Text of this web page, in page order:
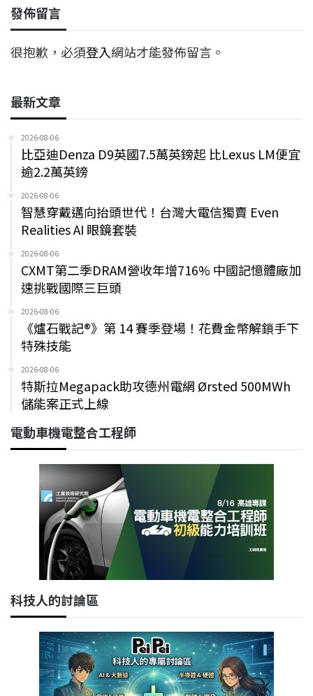
發佈留言
很抱歉，必須登入網站才能發佈留言。
最新文章
2026-08-06
比亞迪Denza D9英國7.5萬英鎊起 比Lexus LM便宜
逾2.2萬英鎊
2026-08-06
智慧穿戴邁向抬頭世代！台灣大電信獨賣 Even
Realities AI 眼鏡套裝
2026-08-06
CXMT第二季DRAM營收年增716% 中國記憶體廠加
速挑戰國際三巨頭
2026-08-06
《爐石戰記®》第 14 賽季登場！花費金幣解鎖手下
特殊技能
2026-08-06
特斯拉Megapack助攻德州電網 Ørsted 500MWh
儲能案正式上線
電動車機電整合工程師
科技人的討論區